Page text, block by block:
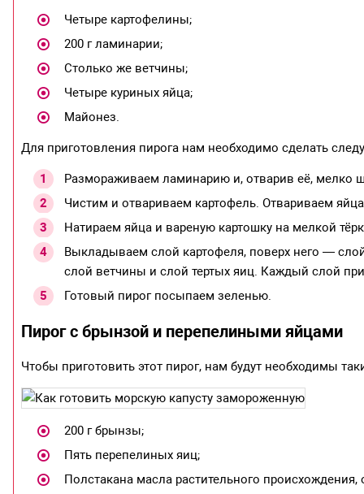
Четыре картофелины;
200 г ламинарии;
Столько же ветчины;
Четыре куриных яйца;
Майонез.
Для приготовления пирога нам необходимо сделать
Размораживаем ламинарию и, отварив её, мелко
Чистим и отвариваем картофель. Отвариваем
Натираем яйца и вареную картошку на мелкой
Выкладываем слой картофеля, поверх него —
слой ветчины и слой тертых яиц. Каждый слой
Готовый пирог посыпаем зеленью.
Пирог с брынзой и перепелиными яйцами
Чтобы приготовить этот пирог, нам будут необходимы
200 г брынзы;
Пять перепелиных яиц;
Полстакана масла растительного происхождения,